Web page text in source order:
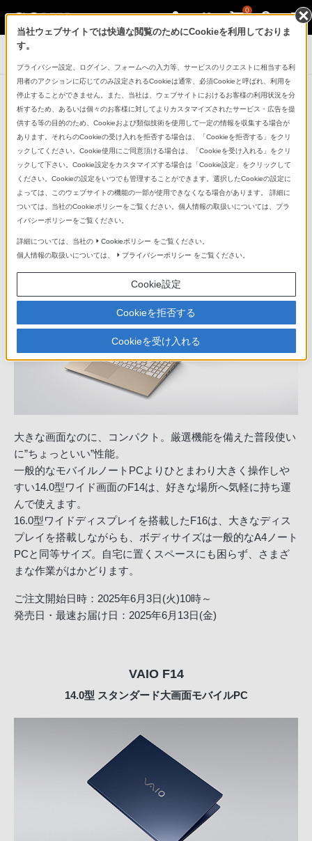
0
VAIO（パーソナルコンピューター）
厳選機能の「定番」PC。
スタンダードな大画面モバイル、
大画面ノートを求める人へ。
VAIO F14／VAIO F16
(2025年6月発売モデル)
大きな画面なのに、コンパクト。厳選機能を備えた普段使い
に”ちょっといい”性能。
一般的なモバイルノートPCよりひとまわり大きく操作しや
すい14.0型ワイド画面のF14は、好きな場所へ気軽に持ち運
んで使えます。
16.0型ワイドディスプレイを搭載したF16は、大きなディス
プレイを搭載しながらも、ボディサイズは一般的なA4ノート
PCと同等サイズ。自宅に置くスペースにも困らず、さまざ
まな作業がはかどります。
ご注文開始日時： 2025年6月3日(火)10時～
発売日・最速お届け日： 2025年6月13日(金)
VAIO F14
14.0型 スタンダード大画面モバイルPC
当社ウェブサイトでは快適な閲覧のためにCookieを利用しておりま
す。
プライバシー設定、ログイン、フォームへの入力等、サービスのリクエストに相当する利
用者のアクションに応じてのみ設定されるCookieは通常、必須Cookieと呼ばれ、利用を
停止することができません。また、当社は、ウェブサイトにおけるお客様の利用状況を分
析するため、あるいは個々のお客様に対してよりカスタマイズされたサービス・広告を提
供する等の目的のため、Cookieおよび類似技術を使用して一定の情報を収集する場合が
あります。それらのCookieの受け入れを拒否する場合は、「Cookieを拒否する」をクリ
ックしてください。Cookie使用にご同意頂ける場合は、「Cookieを受け入れる」をクリ
ックして下さい。Cookie設定をカスタマイズする場合は「Cookie設定」をクリックして
ください。Cookieの設定をいつでも管理することができます。選択したCookieの設定に
よっては、このウェブサイトの機能の一部が使用できなくなる場合があります。 詳細に
ついては、当社のCookieポリシーをご覧ください。個人情報の取扱いについては、プラ
イバシーポリシーをご覧ください。
詳細については、当社の Cookieポリシー をご覧ください。
個人情報の取扱いについては、
プライバシーポリシー をご覧ください。
Cookie設定
Cookieを拒否する
Cookieを受け入れる